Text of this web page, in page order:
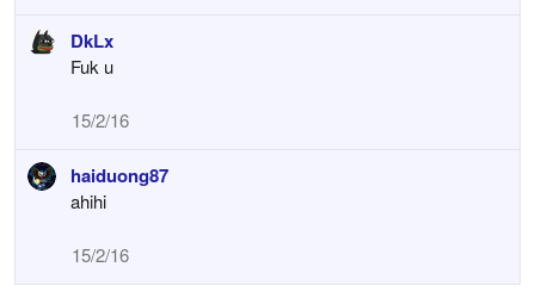
DkLx
Fuk u
15/2/16
haiduong87
ahihi
15/2/16